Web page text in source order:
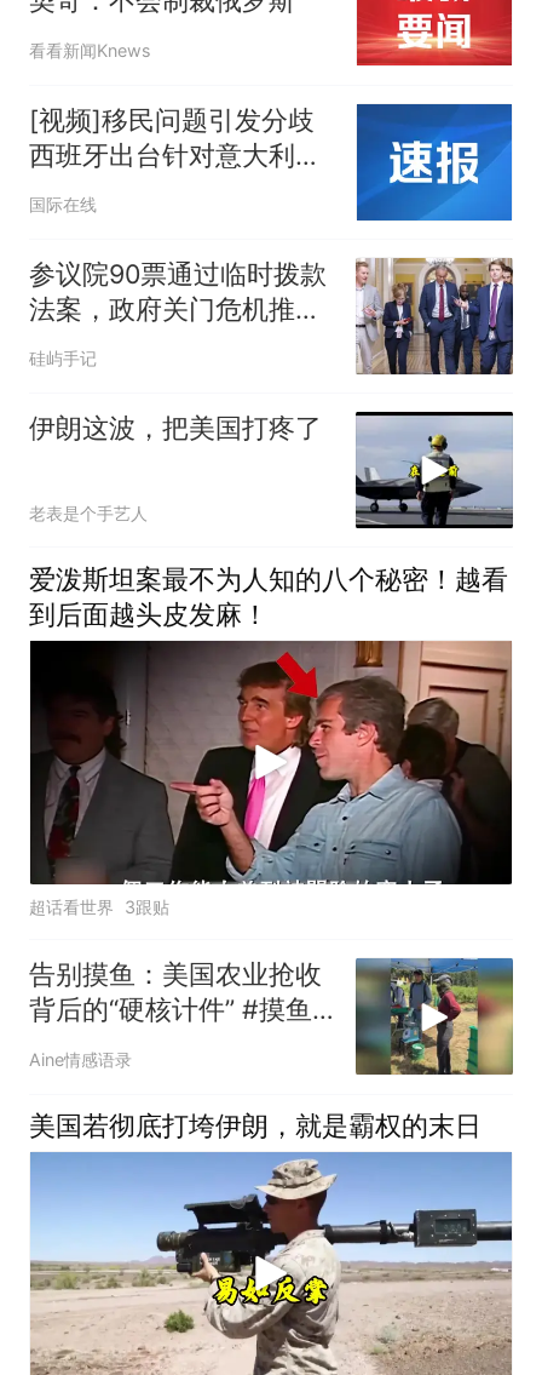
看看新闻Knews
[视频]移民问题引发分歧
西班牙出台针对意大利反
制措施
国际在线
参议院90票通过临时拨款
法案，政府关门危机推迟
至12月11日
硅屿手记
伊朗这波，把美国打疼了
老表是个手艺人
爱泼斯坦案最不为人知的八个秘密！越看
到后面越头皮发麻！
超话看世界 3跟贴
告别摸鱼：美国农业抢收
背后的“硬核计件” #摸鱼
#计件 #墨西哥
Aine情感语录
美国若彻底打垮伊朗，就是霸权的末日